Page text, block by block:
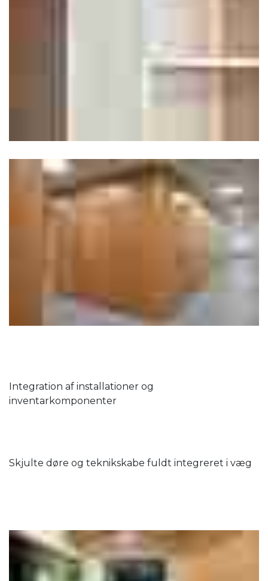
Integration af installationer og
inventarkomponenter
Skjulte døre og teknikskabe fuldt integreret i væg